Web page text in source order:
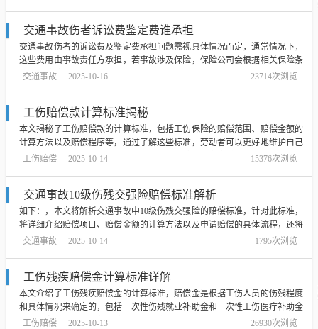
交通事故伤者诉讼费鉴定费谁承担
交通事故伤者的诉讼费及鉴定费承担问题需视具体情况而定，通常情况下，
这些费用由事故责任方承担，若事故涉及保险，保险公司会根据相关保险条
款进行赔偿，若无法明确责任方或涉及纠纷，可通过法律途径解决，法院会
交通事故 2025-10-16 23714次浏览
工伤赔偿款计算标准揭秘
本文揭秘了工伤赔偿款的计算标准，包括工伤保险的赔偿范围、赔偿金额的
计算方法以及赔偿程序等，通过了解这些标准，劳动者可以更好地维护自己
的权益，确保在遭受工伤时能够得到合理的赔偿，文章详细解析了赔偿款的
工伤赔偿 2025-10-14 15376次浏览
交通事故10级伤残交强险赔偿标准解析
如下：，本文将解析交通事故中10级伤残交强险的赔偿标准，针对此标准，
将详细介绍赔偿项目、赔偿金额的计算方法以及申请赔偿的具体流程，还将
探讨相关注意事项和常见问题，以帮助受害者了解自己的权益并顺利获得赔
交通事故 2025-10-14 1795次浏览
工伤残疾赔偿金计算标准详解
本文介绍了工伤残疾赔偿金的计算标准，赔偿金是根据工伤人员的伤残程度
和具体情况来确定的，包括一次性伤残就业补助金和一次性工伤医疗补助金
等，文章详细解释了各项赔偿的计算方法和标准，以帮助读者了解如何计算
工伤赔偿 2025-10-13 26930次浏览